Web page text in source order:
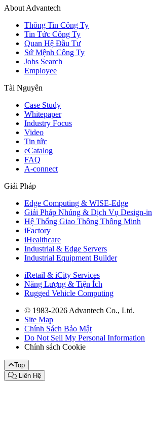
About Advantech
Thông Tin Công Ty
Tin Tức Công Ty
Quan Hệ Đầu Tư
Sứ Mệnh Công Ty
Jobs Search
Employee
Tài Nguyên
Case Study
Whitepaper
Industry Focus
Video
Tin tức
eCatalog
FAQ
A-connect
Giải Pháp
Edge Computing & WISE-Edge
Giải Pháp Nhúng & Dịch Vụ Design-in
Hệ Thống Giao Thông Thông Minh
iFactory
iHealthcare
Industrial & Edge Servers
Industrial Equipment Builder
iRetail & iCity Services
Năng Lượng & Tiện Ích
Rugged Vehicle Computing
© 1983-2026 Advantech Co., Ltd.
Site Map
Chính Sách Bảo Mật
Do Not Sell My Personal Information
Chính sách Cookie
Top
Liên Hệ